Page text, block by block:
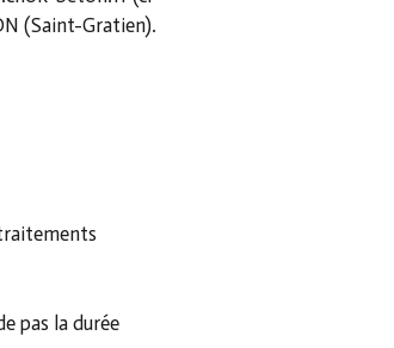
(Saint-Gratien).
pas la durée